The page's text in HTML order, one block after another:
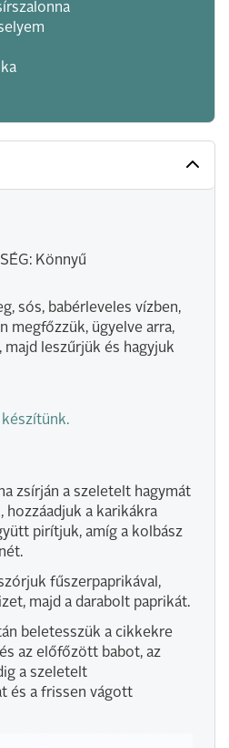
Könnyű
sós, babérleveles vízben,
megfőzzük, ügyelve arra,
leszűrjük és hagyjuk
zsírján a szeletelt hagymát
hozzáadjuk a karikákra
pirítjuk, amíg a kolbász
fűszerpaprikával,
majd a darabolt paprikát.
beletesszük a cikkekre
az előfőzött babot, az
a szeletelt
és a frissen vágott